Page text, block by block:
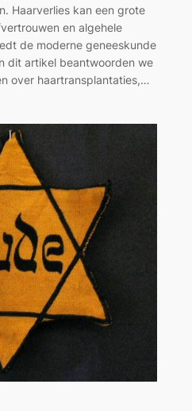
Haarverlies kan een grote
en algehele
de moderne geneeskunde
dit artikel beantwoorden we
over haartransplantaties,…